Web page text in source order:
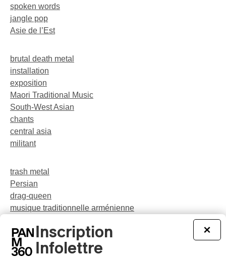
spoken words
jangle pop
Asie de l’Est
brutal death metal
installation
exposition
Maori Traditional Music
South-West Asian
chants
central asia
militant
trash metal
Persian
drag-queen
musique traditionnelle arménienne
Indigenous Soul Music
théâtre musical
pop
×
Inscription
Infolettre